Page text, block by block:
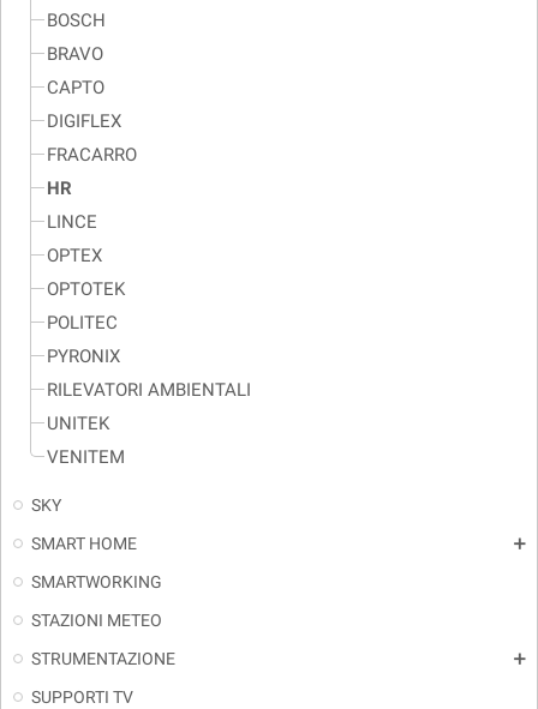
BOSCH
BRAVO
CAPTO
DIGIFLEX
FRACARRO
HR
LINCE
OPTEX
OPTOTEK
POLITEC
PYRONIX
RILEVATORI AMBIENTALI
UNITEK
VENITEM
SKY
SMART HOME
add
SMARTWORKING
STAZIONI METEO
STRUMENTAZIONE
add
SUPPORTI TV